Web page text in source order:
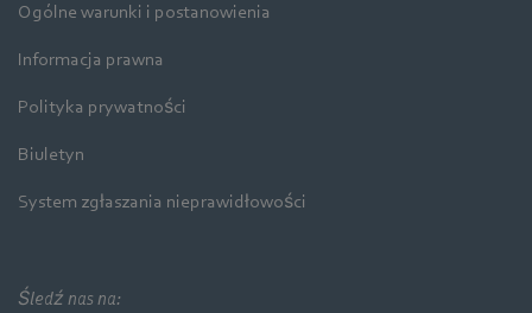
Ogólne warunki i postanowienia
Informacja prawna
Polityka prywatności
Biuletyn
System zgłaszania nieprawidłowości
Śledź nas na: